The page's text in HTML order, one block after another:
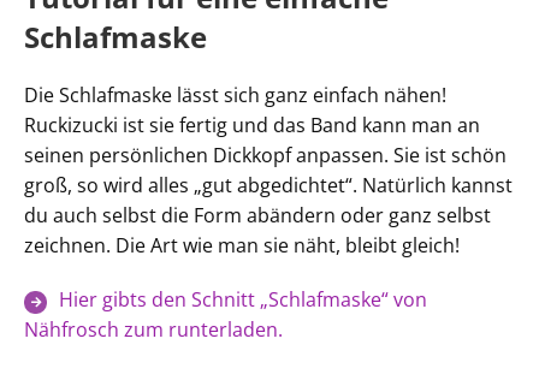
Schlafmaske
Die Schlafmaske lässt sich ganz einfach nähen!
Ruckizucki ist sie fertig und das Band kann man an
seinen persönlichen Dickkopf anpassen. Sie ist schön
groß, so wird alles „gut abgedichtet“. Natürlich kannst
du auch selbst die Form abändern oder ganz selbst
zeichnen. Die Art wie man sie näht, bleibt gleich!
Hier gibts den Schnitt „Schlafmaske“ von
Nähfrosch zum runterladen.